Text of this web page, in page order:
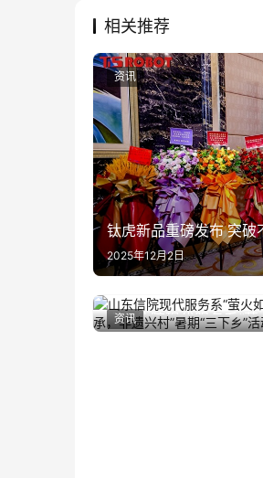
相关推荐
钛虎新品重磅发布 突破
2025年12月2日
资讯
山东信院现代服务系“
2025年8月25日
资讯